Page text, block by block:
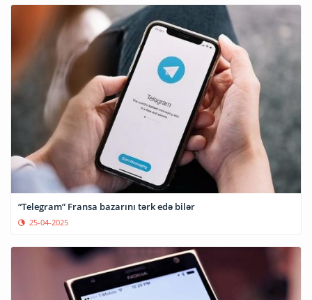
“Telegram” Fransa bazarını tərk edə bilər
25-04-2025